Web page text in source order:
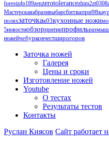
forestzdp189zenzerotolerancezhim2zt0308
Мастерскаяабразивыбарс
поляхзаточкак03кухонные ножи
5новостиобзорпритирпрофиль
ножейчебурковчестширогоров
Заточка ножей
Галерея
Цены и сроки
Изготовление ножей
Youtube
О тестах
Результаты тестов
Контакты
Руслан Киясов Сайт работает